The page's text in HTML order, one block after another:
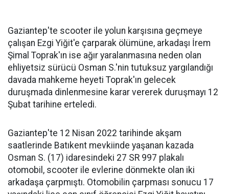
Gaziantep'te scooter ile yolun karşısına geçmeye
çalışan Ezgi Yiğit'e çarparak ölümüne, arkadaşı İrem
Şimal Toprak'ın ise ağır yaralanmasına neden olan
ehliyetsiz sürücü Osman S.'nin tutuksuz yargılandığı
davada mahkeme heyeti Toprak'ın gelecek
duruşmada dinlenmesine karar vererek duruşmayı 12
Şubat tarihine erteledi.
Gaziantep'te 12 Nisan 2022 tarihinde akşam
saatlerinde Batıkent mevkiinde yaşanan kazada
Osman S. (17) idaresindeki 27 SR 997 plakalı
otomobil, scooter ile evlerine dönmekte olan iki
arkadaşa çarpmıştı. Otomobilin çarpması sonucu 17